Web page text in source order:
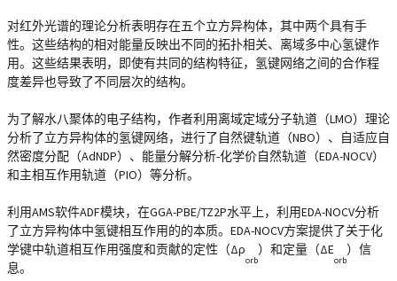
对红外光谱的理论分析表明存在五个立方异构体，其中两个具有手
性。这些结构的相对能量反映出不同的拓扑相关、离域多中心氢键作
用。这些结果表明，即使有共同的结构特征，氢键网络之间的合作程
度差异也导致了不同层次的结构。
为了解水八聚体的电子结构，作者利用离域定域分子轨道（LMO）理论
分析了立方异构体的氢键网络，进行了自然键轨道（NBO）、自适应自
然密度分配（AdNDP）、能量分解分析-化学价自然轨道（EDA-NOCV）
和主相互作用轨道（PIO）等分析。
利用AMS软件ADF模块，在GGA-PBE/TZ2P水平上，利用EDA-NOCV分析
了立方异构体中氢键相互作用的的本质。EDA-NOCV方案提供了关于化
学键中轨道相互作用强度和贡献的定性（Δρ
orb
）和定量（ΔE
orb
）信
息。